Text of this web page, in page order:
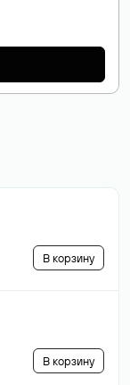
В корзину
В корзину